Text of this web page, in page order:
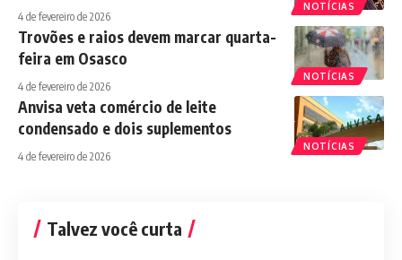
NOTÍCIAS
4 de fevereiro de 2026
NOTÍCIAS
Trovões e raios devem marcar quarta-
feira em Osasco
4 de fevereiro de 2026
NOTÍCIAS
Anvisa veta comércio de leite
condensado e dois suplementos
4 de fevereiro de 2026
Talvez você curta